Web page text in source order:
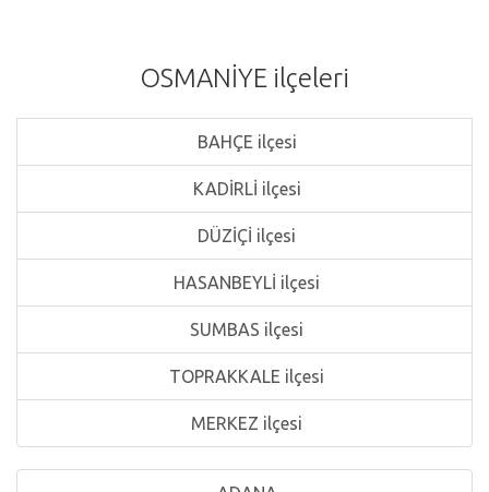
OSMANİYE ilçeleri
BAHÇE ilçesi
KADİRLİ ilçesi
DÜZİÇİ ilçesi
HASANBEYLİ ilçesi
SUMBAS ilçesi
TOPRAKKALE ilçesi
MERKEZ ilçesi